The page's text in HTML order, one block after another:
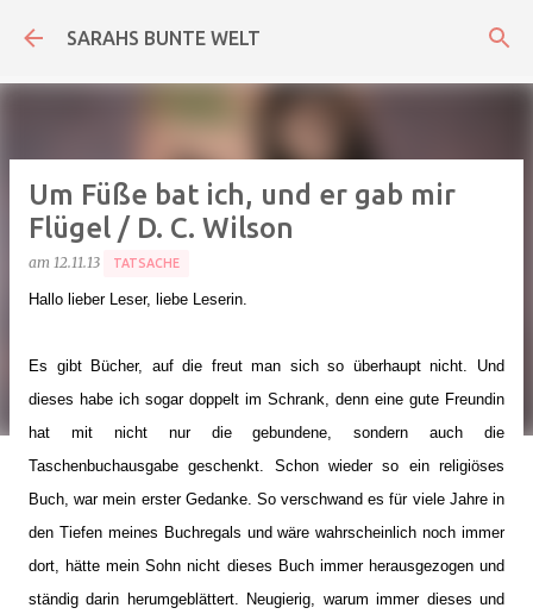
Direkt zum Hauptbereich
SARAHS BUNTE WELT
Um Füße bat ich, und er gab mir
Flügel / D. C. Wilson
am 12.11.13 TATSACHE
Hallo lieber Leser, liebe Leserin.
Es gibt Bücher, auf die freut man sich so überhaupt nicht. Und
dieses habe ich sogar doppelt im Schrank, denn eine gute Freundin
hat mit nicht nur die gebundene, sondern auch die
Taschenbuchausgabe geschenkt. Schon wieder so ein religiöses
Buch, war mein erster Gedanke. So verschwand es für viele Jahre in
den Tiefen meines Buchregals und wäre wahrscheinlich noch immer
dort, hätte mein Sohn nicht dieses Buch immer herausgezogen und
ständig darin herumgeblättert. Neugierig, warum immer dieses und